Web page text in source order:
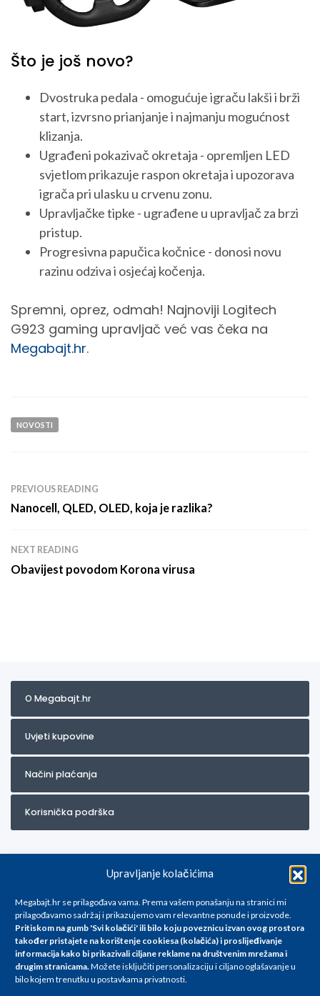
Upravljanje kolačićima
Megabajt.hr se prilagođava vama. Prema vašem ponašanju na stranici mi
prilagođavamo sadržaj i prikazujemo vam relevantne ponude i proizvode.
Pritiskom na gumb 'Svi kolačići' ili bilo koju poveznicu izvan ovog prostora
također pristajete na korištenje cookiesa (kolačića) i proslijeđivanje
informacija kako bi prikazivali ciljane reklame na društvenim mrežama i
drugim stranicama.Možete isključiti personalizaciju i ciljano oglašavanje u
bilo kojem trenutku u postavkama privatnosti.
Što je još novo?
Dvostruka pedala - omogućuje igraču lakši i brži
start, izvrsno prianjanje i najmanju mogućnost
klizanja.
Ugrađeni pokazivač okretaja - opremljen LED
svjetlom prikazuje raspon okretaja i upozorava
igrača pri ulasku u crvenu zonu.
Upravljačke tipke - ugrađene u upravljač za brzi
pristup.
Progresivna papučica kočnice - donosi novu
razinu odziva i osjećaj kočenja.
Spremni, oprez, odmah! Najnoviji Logitech
G923 gaming upravljač već vas čeka na
Megabajt.hr.
NOVOSTI
PREVIOUS READING
Nanocell, QLED, OLED, koja je razlika?
NEXT READING
Obavijest povodom Korona virusa
O Megabajt.hr
Uvjeti kupovine
Načini plaćanja
Korisnička podrška
Za artikle kojih trenutno nema u ponudi obratite nam se na
info@megabajt.hr. Sve cijene su informativnog karaktera i podložne su
promjenama, a
iskazane su za avansno plaćanje(gotovina) u Eurima i uključuju PDV. Sve